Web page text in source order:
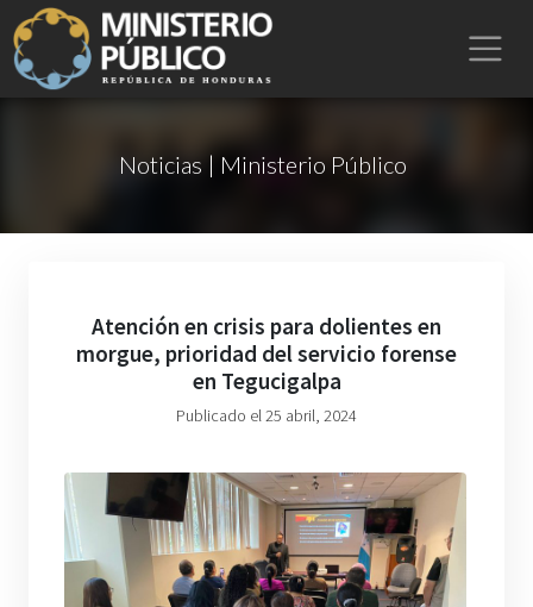
Noticias | Ministerio Público
Atención en crisis para dolientes en
morgue, prioridad del servicio forense
en Tegucigalpa
Publicado el 25 abril, 2024